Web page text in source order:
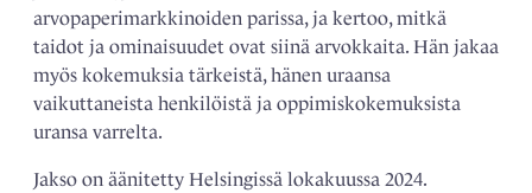
arvopaperimarkkinoiden parissa, ja kertoo, mitkä
taidot ja ominaisuudet ovat siinä arvokkaita. Hän jakaa
myös kokemuksia tärkeistä, hänen uraansa
vaikuttaneista henkilöistä ja oppimiskokemuksista
uransa varrelta.
Jakso on äänitetty Helsingissä lokakuussa 2024.